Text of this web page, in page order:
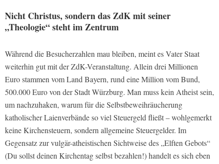
Nicht Christus, sondern das ZdK mit seiner
„Theologie“ steht im Zentrum
Während die Besucherzahlen mau bleiben, meint es Vater Staat
weiterhin gut mit der ZdK-Veranstaltung. Allein drei Millionen
Euro stammen vom Land Bayern, rund eine Million vom Bund,
500.000 Euro von der Stadt Würzburg. Man muss kein Atheist sein,
um nachzuhaken, warum für die Selbstbeweihräucherung
katholischer Laienverbände so viel Steuergeld fließt – wohlgemerkt
keine Kirchensteuern, sondern allgemeine Steuergelder. Im
Gegensatz zur vulgär-atheistischen Sichtweise des „Elften Gebots“
(Du sollst deinen Kirchentag selbst bezahlen!) handelt es sich eben